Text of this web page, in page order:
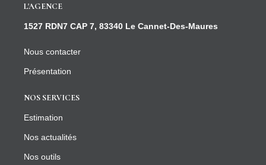
L'AGENCE
1527 RDN7 CAP 7, 83340 Le Cannet-Des-Maures
Nous contacter
Présentation
NOS SERVICES
Estimation
Nos actualités
Nos outils